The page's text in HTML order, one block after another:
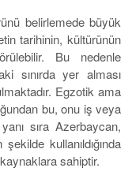
belirlemede büyük
tarihinin, kültürünün
Bu nedenle
sınırda yer alması
Egzotik ama
bu, onu iş veya
sıra Azerbaycan,
kullanıldığında
sahiptir.